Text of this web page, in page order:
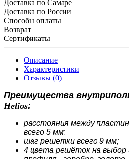
Доставка по Самаре
Доставка по России
Способы оплаты
Возврат
Сертификаты
Описание
Характеристики
Отзывы (0)
Преимущества
Helios:
расстояния между
всего 5 мм;
шаг решетки всего 9 мм;
4 цвета решёток на выбор